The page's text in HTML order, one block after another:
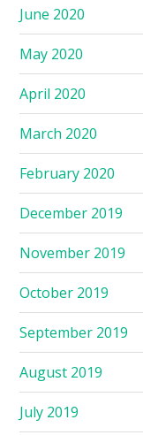
June 2020
May 2020
April 2020
March 2020
February 2020
December 2019
November 2019
October 2019
September 2019
August 2019
July 2019